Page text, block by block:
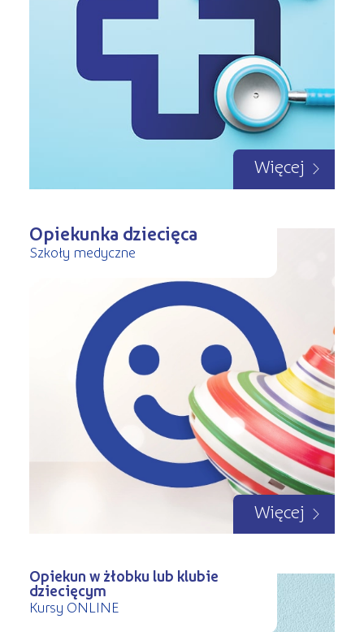
Więcej
Opiekunka dziecięca
Szkoły medyczne
Więcej
Opiekun w żłobku lub klubie
dziecięcym
Kursy ONLINE